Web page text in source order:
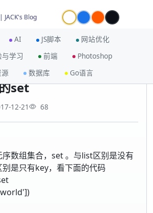
| JACK's Blog
AI JS脚本
网站优化
学习 前端
Photoshop
数据库 Go语言
Python 中的set
set
12-21 68
数组集合，set 。与list区别是没有
是只有key，看下面的代码